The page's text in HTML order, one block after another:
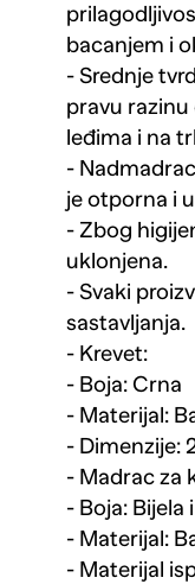
bacanjem i
- Srednje
pravu razinu
leđima i na
-
je otporna i
- Zbog
uklonjena.
- Svaki
sastavljanja.
- Krevet:
- Boja: Crna
- Materijal:
- Dimenzije:
- Madrac za
- Boja: Bijela
- Materijal:
- Materijal